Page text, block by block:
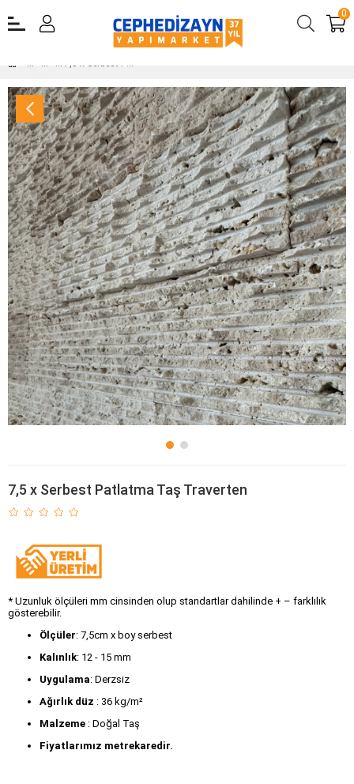
0
7,5 x Serbest Patlatma Taş Traverten
7,5 x Serbest Patlatma Taş Traverten
* Uzunluk ölçüleri mm cinsinden olup standartlar dahilinde + – farklılık
gösterebilir.
Ölçüler: 7,5cm x boy serbest
Kalınlık: 12 - 15 mm
Uygulama: Derzsiz
Ağırlık düz : 36 kg/m²
Malzeme : Doğal Taş
Fiyatlarımız metrekaredir.